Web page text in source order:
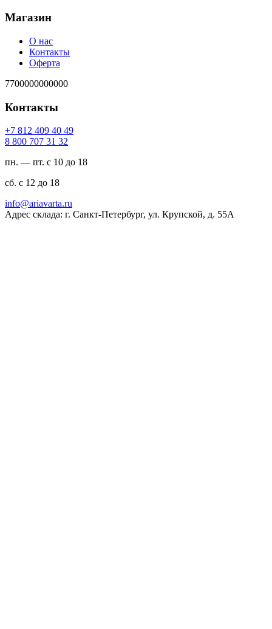
Магазин
О нас
Контакты
Оферта
7700000000000
Контакты
94 04 904 218 7+
23 13 707 008 8
пн. — пт. с 10 до 18
сб. с 12 до 18
ur.atravaira@ofni
Адрес склада: г. Санкт-Петербург, ул. Крупской, д. 55А